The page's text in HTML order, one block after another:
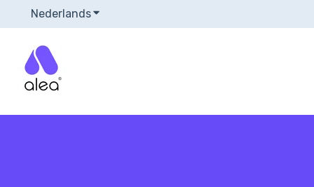
NederlandsSubmenu tonen voor vertalingen